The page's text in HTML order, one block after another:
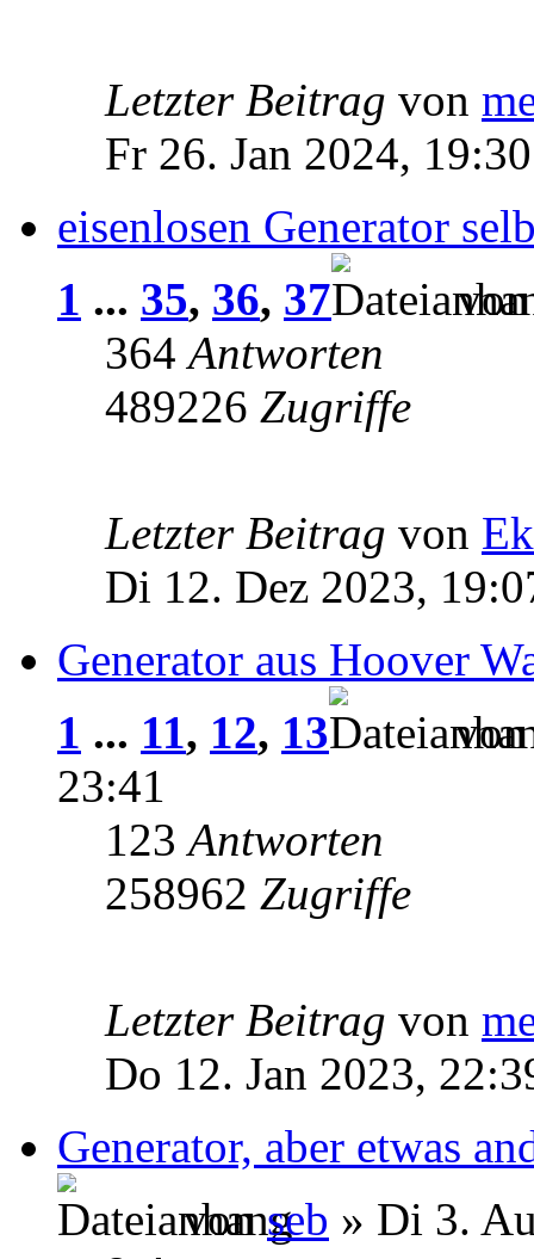
Letzter Beitrag von
Fr 26. Jan 2024, 19:30
eisenlosen Generator
1 ... 35, 36, 37
364Antworten
489226 Zugriffe
Letzter Beitrag von
Di 12. Dez 2023,
Generator aus Hoover
1 ... 11, 12, 13
23:41
123Antworten
258962 Zugriffe
Letzter Beitrag von
Do 12. Jan 2023,
Generator, aber etwas
vonseb » Di 3.